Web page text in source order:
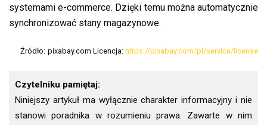
systemami e-commerce. Dzięki temu można automatycznie
synchronizować stany magazynowe.
Źródło: pixabay.com Licencja: https://pixabay.com/pl/service/license
Czytelniku pamiętaj:
Niniejszy artykuł ma wyłącznie charakter informacyjny i nie
stanowi poradnika w rozumieniu prawa. Zawarte w nim